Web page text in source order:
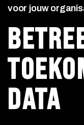
voor jouw
DATA